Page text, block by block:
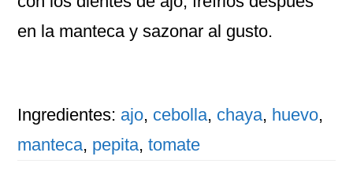
en la manteca y sazonar al gusto.
Ingredientes: ajo, cebolla, chaya, huevo,
manteca, pepita,tomate